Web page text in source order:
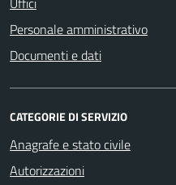
Personale amministrativo
Documenti e dati
CATEGORIE DI SERVIZIO
Anagrafe e stato civile
Autorizzazioni